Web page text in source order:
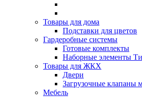
Товары для дома
Подставки для цветов
Гардеробные системы
Готовые комплекты
Наборные элементы
Товары для ЖКХ
Двери
Загрузочные клапаны
Мебель